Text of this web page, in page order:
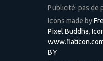
Publicité: pas de
Icons made by
Pixel Buddha,
BY